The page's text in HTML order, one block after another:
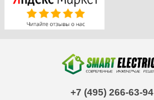
+7 (495) 266-63-94